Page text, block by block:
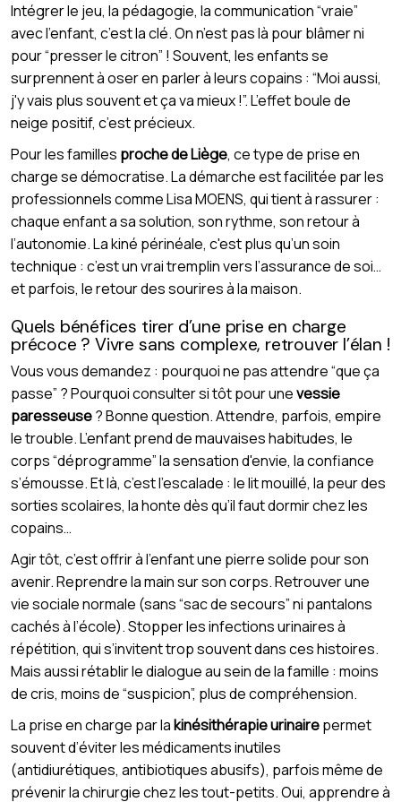
Intégrer le jeu, la pédagogie, la communication “vraie”
avec l’enfant, c’est la clé. On n’est pas là pour blâmer ni
pour “presser le citron” ! Souvent, les enfants se
surprennent à oser en parler à leurs copains : “Moi aussi,
j'y vais plus souvent et ça va mieux !”. L’effet boule de
neige positif, c’est précieux.
Pour les familles proche de Liège, ce type de prise en
charge se démocratise. La démarche est facilitée par les
professionnels comme Lisa MOENS, qui tient à rassurer :
chaque enfant a sa solution, son rythme, son retour à
l’autonomie. La kiné périnéale, c'est plus qu’un soin
technique : c’est un vrai tremplin vers l’assurance de soi…
et parfois, le retour des sourires à la maison.
Quels bénéfices tirer d’une prise en charge
précoce ? Vivre sans complexe, retrouver l’élan !
Vous vous demandez : pourquoi ne pas attendre “que ça
passe” ? Pourquoi consulter si tôt pour unevessie
paresseuse? Bonne question. Attendre, parfois, empire
le trouble. L’enfant prend de mauvaises habitudes, le
corps “déprogramme” la sensation d'envie, la confiance
s’émousse. Et là, c’est l’escalade : le lit mouillé, la peur des
sorties scolaires, la honte dès qu’il faut dormir chez les
copains…
Agir tôt, c’est offrir à l’enfant une pierre solide pour son
avenir. Reprendre la main sur son corps. Retrouver une
vie sociale normale (sans “sac de secours” ni pantalons
cachés à l’école). Stopper les infections urinaires à
répétition, qui s’invitent trop souvent dans ces histoires.
Mais aussi rétablir le dialogue au sein de la famille : moins
de cris, moins de “suspicion”, plus de compréhension.
La prise en charge par lakinésithérapie urinairepermet
souvent d’éviter les médicaments inutiles
(antidiurétiques, antibiotiques abusifs), parfois même de
prévenir la chirurgie chez les tout-petits. Oui, apprendre à